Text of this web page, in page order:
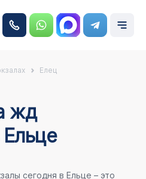
Елец
жд
Ельце
сегодня в Ельце – это